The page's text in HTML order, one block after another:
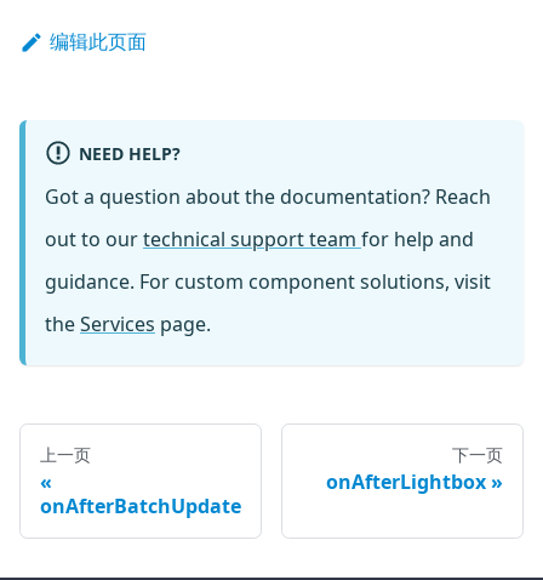
编辑此页面
NEED HELP?
Got a question about the documentation? Reach
out to ourtechnical support team for help and
guidance. For custom component solutions, visit
theServices page.
上一页
onAfterBatchUpdate
下一页
onAfterLightbox